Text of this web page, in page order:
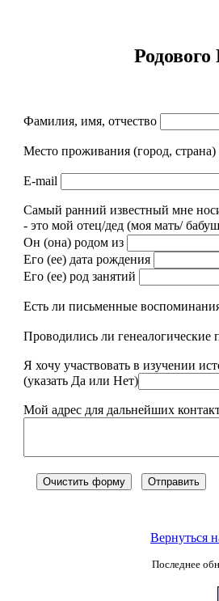
Фамилия, имя, отчество
Место проживания (город, страна)
E-mail
Самый ранний известный мне
- это мой отец/дед (моя мать/
Он (она) родом из
Его (ее) дата рождения
Его (ее) род занятий
Есть ли письменные
Проводились ли генеалогические
Я хочу участвовать в изучении
(указать Да или Нет)
Мой адрес для дальнейших
Вернуться
Последнее